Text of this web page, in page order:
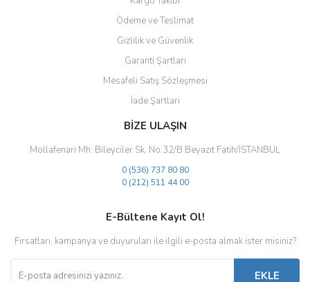
Gönder
Ödeme ve Teslimat
Gizlilik ve Güvenlik
Garanti Şartları
Mesafeli Satış Sözleşmesi
İade Şartları
BİZE ULAŞIN
Mollafenari Mh. Bileyciler Sk. No:32/B Beyazıt Fatih/İSTANBUL
0 (536) 737 80 80
0 (212) 511 44 00
E-Bültene Kayıt Ol!
Fırsatları, kampanya ve duyuruları ile ilgili e-posta almak ister misiniz?
EKLE